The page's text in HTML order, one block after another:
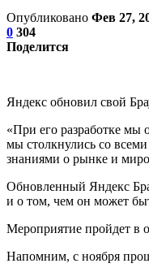
Опубликовано Фев 27,
0 304
Поделится
Яндекс обновил свой
«При его разработке мы
мы столкнулись со
знаниями о рынке и
Обновленный Яндекс
и о том, чем он может
Мероприятие пройдет в
Напомним, с ноября